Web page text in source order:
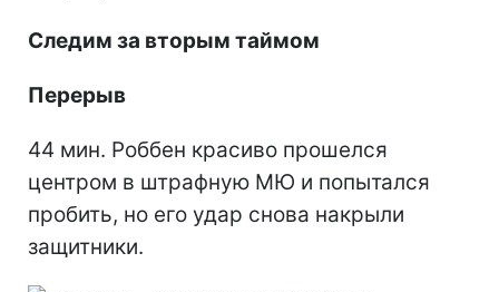
Следим за вторым таймом
Перерыв
44 мин. Роббен красиво прошелся
центром в штрафную МЮ и попытался
пробить, но его удар снова накрыли
защитники.